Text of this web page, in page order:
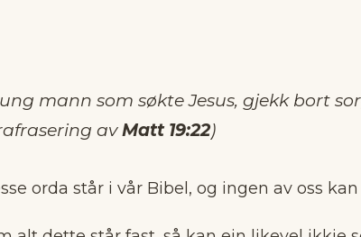
mann som søkte Jesus, gjekk bort
avMatt 19:22)
orda står i vår Bibel, og ingen av oss